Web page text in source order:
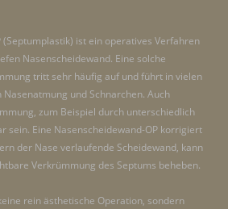
(Septumplastik) ist ein operatives Verfahren
Nasenscheidewand. Eine solche
tritt sehr häufig auf und führt in vielen
und Schnarchen. Auch
zum Beispiel durch unterschiedlich
sein. Eine Nasenscheidewand-OP korrigiert
der Nase verlaufende Scheidewand, kann
Verkrümmung des Septums beheben.
rein ästhetische Operation, sondern